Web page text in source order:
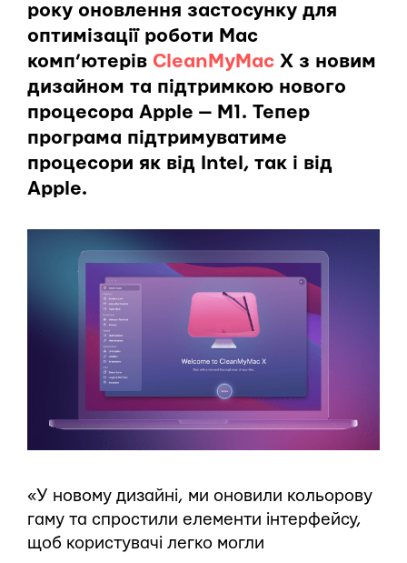
року оновлення застосунку для
оптимізації роботи Mac
комп’ютерів CleanMyMac X з новим
дизайном та підтримкою нового
процесора Apple — M1. Тепер
програма підтримуватиме
процесори як від Intel, так і від
Apple.
«У новому дизайні, ми оновили кольорову
гаму та спростили елементи інтерфейсу,
щоб користувачі легко могли